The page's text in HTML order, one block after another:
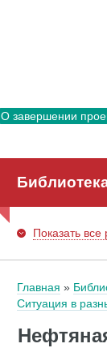
О завершении
Показать все
Главная
Ситуация в